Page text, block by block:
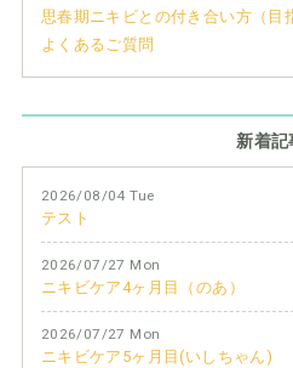
思春期ニキビとの付き合い方（目
よくあるご質問
新着記
2026/08/04 Tue
テスト
2026/07/27 Mon
ニキビケア4ヶ月目（のあ）
2026/07/27 Mon
ニキビケア5ヶ月目(いしちゃん)